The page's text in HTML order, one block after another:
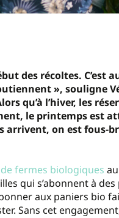
des récoltes.
», souligne
qu’à l’hiver, les
le printemps est
arrivent, on est fous-
fermes biologiques
qui s’abonnent à
aux paniers bio
Sans cet